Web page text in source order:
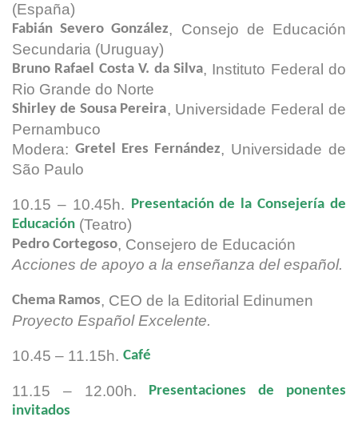
(España)
Fabián Severo González, Consejo de Educación
Secundaria (Uruguay)
Bruno Rafael Costa V. da Silva, Instituto Federal do
Rio Grande do Norte
Shirley de Sousa Pereira, Universidade Federal de
Pernambuco
Modera: Gretel Eres Fernández, Universidade de
São Paulo
10.15 – 10.45h. Presentación de la Consejería de
Educación (Teatro)
Pedro Cortegoso, Consejero de Educación
Acciones de apoyo a la enseñanza del español.
Chema Ramos, CEO de la Editorial Edinumen
Proyecto Español Excelente.
10.45 – 11.15h. Café
11.15 – 12.00h. Presentaciones de ponentes
invitados